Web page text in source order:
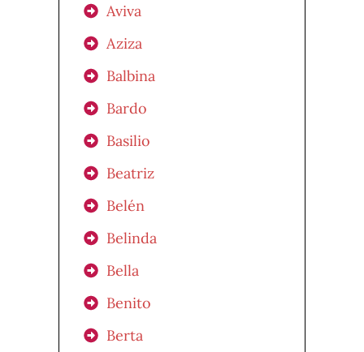
Aviva
Aziza
Balbina
Bardo
Basilio
Beatriz
Belén
Belinda
Bella
Benito
Berta